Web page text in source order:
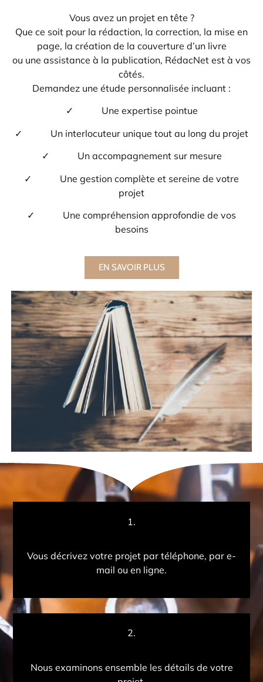
Vous avez un projet en tête ?
Que ce soit pour la rédaction, la correction, la mise en
page, la création de la couverture d’un livre
ou une assistance à la publication, RédacNet est à vos
côtés.
Demandez une étude personnalisée incluant :
✓ Une expertise pointue
✓ Un interlocuteur unique tout au long du projet
✓ Un accompagnement sur mesure
✓ Une gestion complète et sereine de votre
projet
✓ Une compréhension approfondie de vos
besoins
EN SAVOIR PLUS
1.
Vous décrivez votre projet par téléphone, par e-
mail ou en ligne.
2.
Nous examinons ensemble les détails de votre